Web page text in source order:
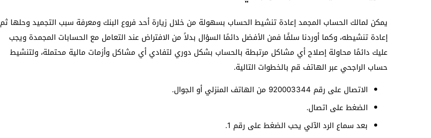
يمكن لمالك الحساب المجمد إعادة تنشيط الحساب بسهولة من خلال زيارة أحد فروع البنك ومعرفة سبب التجميد وحلها ثم
إعادة تنشيطه، وكما أوردنا سلفًا فمن الأفضل دائمًا السؤال بدلاً من الافتراض عند التعامل مع الحسابات المجمدة ويجب
عليك دائمًا محاولة إصلاح أي مشاكل مرتبطة بالحساب بشكل دوري لتفادي أي مشاكل وأزمات مالية محتملة، ولتنشيط
حساب الراجحي عبر الهاتف قم بالخطوات التالية.
الاتصال على رقم 920003344 من الهاتف المنزلي أو الجوال.
الضغط على اتصال.
بعد سماع الرد الآلي يحب الضغط على رقم 1.